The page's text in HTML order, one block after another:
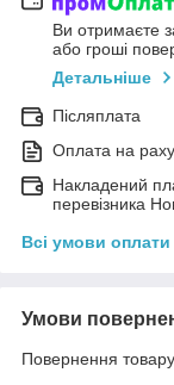
Ви отримаєте
або гроші
Детальніше
Післяплата
Оплата на
Накладений
перевізника
Всі умови оплати
Умови
Повернення